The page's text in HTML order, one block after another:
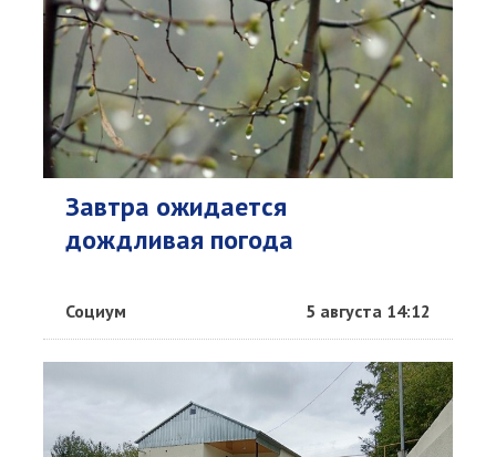
Завтра ожидается
дождливая погода
Социум 5 августа 14:12